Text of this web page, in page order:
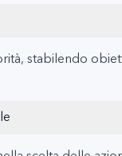
stabilendo